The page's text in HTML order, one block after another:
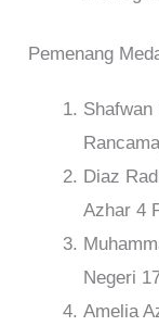
Pemenang
Diaz
Azhar 4
Negeri
Amelia